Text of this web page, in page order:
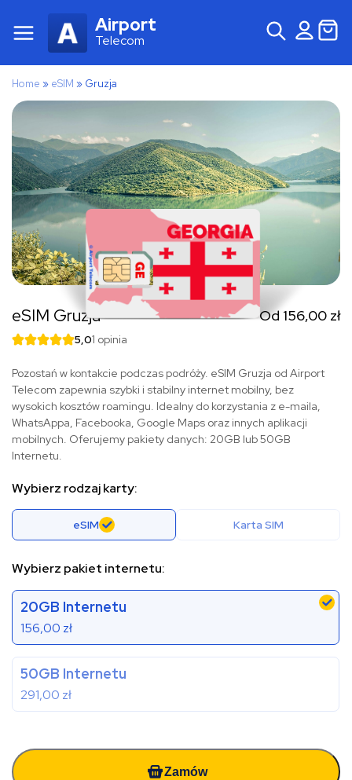
Airport
Telecom
Home » eSIM » Gruzja
eSIM Gruzja Od 156,00 zł
5,01 opinia
Pozostań w kontakcie podczas podróży. eSIM Gruzja od Airport
Telecom zapewnia szybki i stabilny internet mobilny, bez
wysokich kosztów roamingu. Idealny do korzystania z e-maila,
WhatsAppa, Facebooka, Google Maps oraz innych aplikacji
mobilnych. Oferujemy pakiety danych: 20GB lub 50GB
Internetu.
Wybierz rodzaj karty:
eSIM Karta SIM
Wybierz pakiet internetu:
20GB Internetu
156,00 zł
50GB Internetu
291,00 zł
Zamów